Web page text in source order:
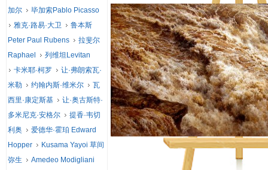
加尔
毕加索Pablo Picasso
雅克·路易·大卫
鲁本斯
Peter Paul Rubens
拉斐尔
Raphael
列维坦Levitan
卡米耶·柯罗
让·弗朗索瓦·
米勒
约翰内斯·维米尔
瓦
西里·康定斯基
让·奥古斯特·
多米尼克·安格尔
提香·韦切
利奥
爱德华·霍珀 Edward
Hopper
Kusama Yayoi 草间
弥生
Amedeo Modigliani